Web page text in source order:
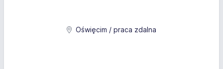
Oświęcim / praca zdalna